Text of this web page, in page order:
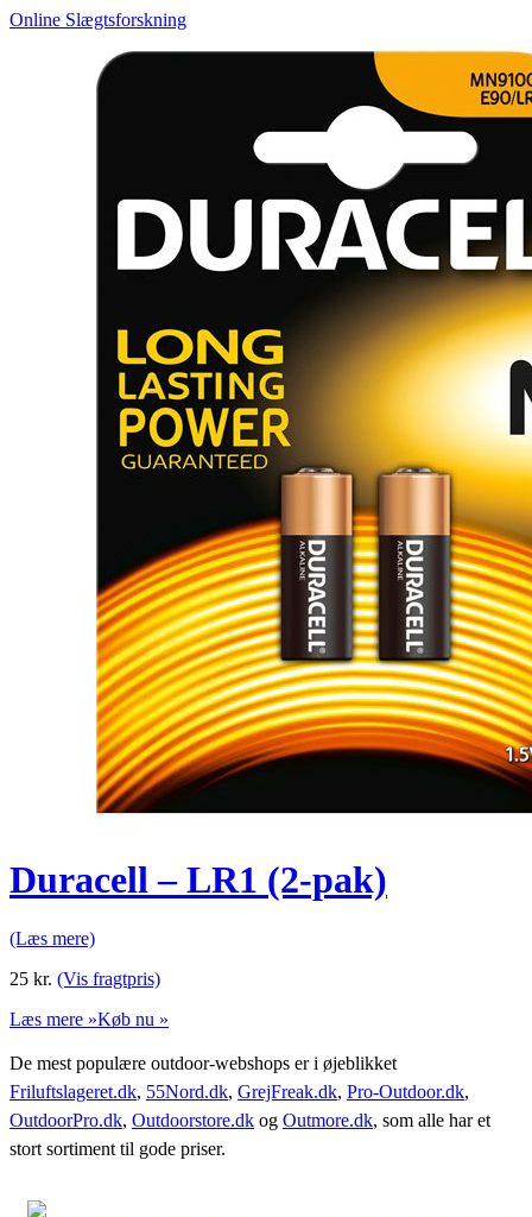
Online Slægtsforskning
Duracell – LR1 (2-pak)
(Læs mere)
25 kr. (Vis fragtpris)
Læs mere »Køb nu »
De mest populære outdoor-webshops er i øjeblikket
Friluftslageret.dk, 55Nord.dk, GrejFreak.dk, Pro-Outdoor.dk,
OutdoorPro.dk, Outdoorstore.dk og Outmore.dk, som alle har et
stort sortiment til gode priser.